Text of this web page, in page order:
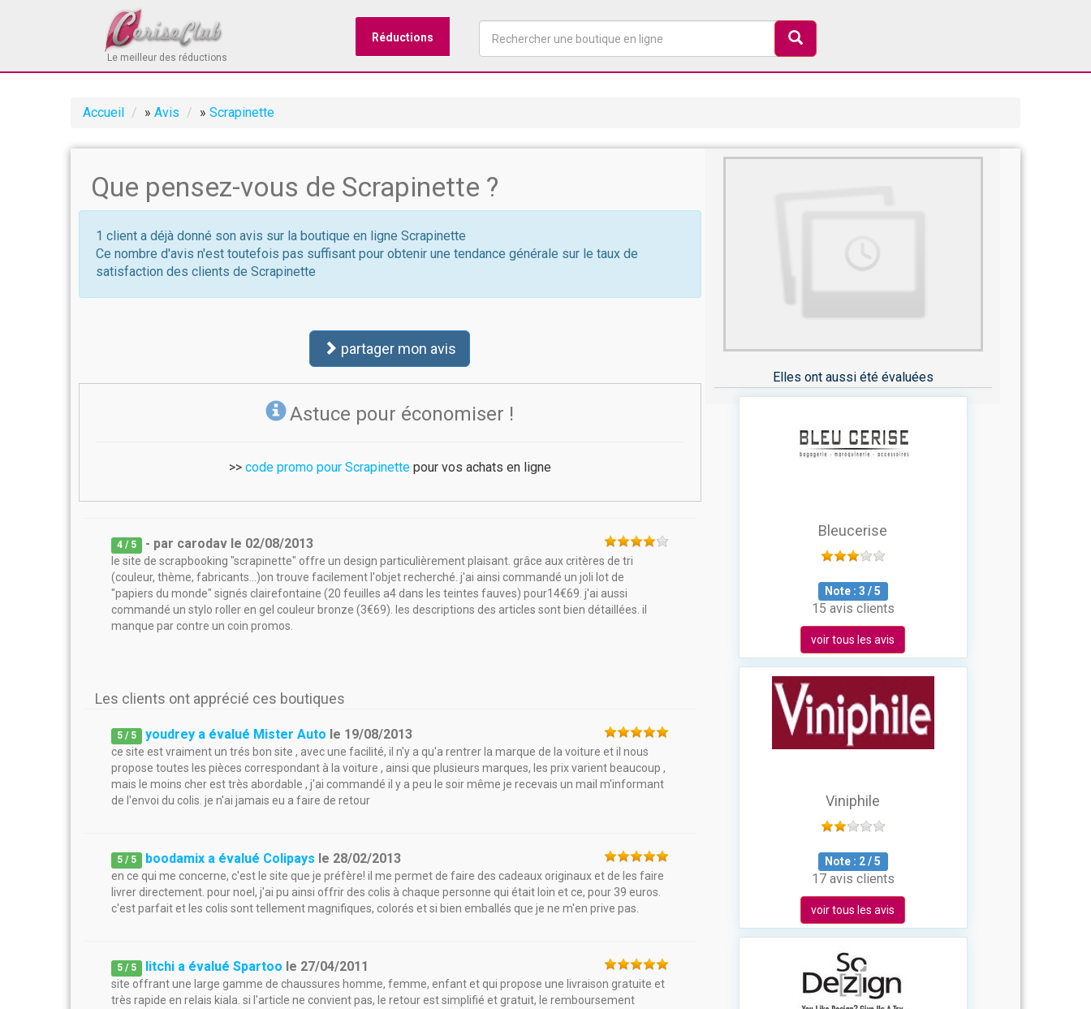
Le meilleur des réductions
Réductions
Accueil » Avis » Scrapinette
Que pensez-vous de Scrapinette ?
1 client a déjà donné son avis sur la boutique en ligne Scrapinette
Ce nombre d'avis n'est toutefois pas suffisant pour obtenir une tendance générale sur le taux de
satisfaction des clients de Scrapinette
partager mon avis
Astuce pour économiser !
>> code promo pour Scrapinettepour vos achats en ligne
4 / 5 - par carodav le 02/08/2013
le site de scrapbooking "scrapinette" offre un design particulièrement plaisant. grâce aux critères de tri
(couleur, thème, fabricants...)on trouve facilement l'objet recherché. j'ai ainsi commandé un joli lot de
"papiers du monde" signés clairefontaine (20 feuilles a4 dans les teintes fauves) pour14€69. j'ai aussi
commandé un stylo roller en gel couleur bronze (3€69). les descriptions des articles sont bien détaillées. il
manque par contre un coin promos.
Les clients ont apprécié ces boutiques
5 / 5 youdrey a évalué Mister Auto le 19/08/2013
ce site est vraiment un trés bon site , avec une facilité, il n'y a qu'a rentrer la marque de la voiture et il nous
propose toutes les pièces correspondant à la voiture , ainsi que plusieurs marques, les prix varient beaucoup ,
mais le moins cher est très abordable , j'ai commandé il y a peu le soir même je recevais un mail m'informant
de l'envoi du colis. je n'ai jamais eu a faire de retour
5 / 5 boodamix a évalué Colipays le 28/02/2013
en ce qui me concerne, c'est le site que je préfère! il me permet de faire des cadeaux originaux et de les faire
livrer directement. pour noel, j'ai pu ainsi offrir des colis à chaque personne qui était loin et ce, pour 39 euros.
c'est parfait et les colis sont tellement magnifiques, colorés et si bien emballés que je ne m'en prive pas.
5 / 5 litchi a évalué Spartoo le 27/04/2011
site offrant une large gamme de chaussures homme, femme, enfant et qui propose une livraison gratuite et
très rapide en relais kiala. si l'article ne convient pas, le retour est simplifié et gratuit, le remboursement
Elles ont aussi été évaluées
Bleucerise
Note :3 /5
15 avis clients
voir tous les avis
Viniphile
Note : 2/5
17 avis clients
voir tous les avis